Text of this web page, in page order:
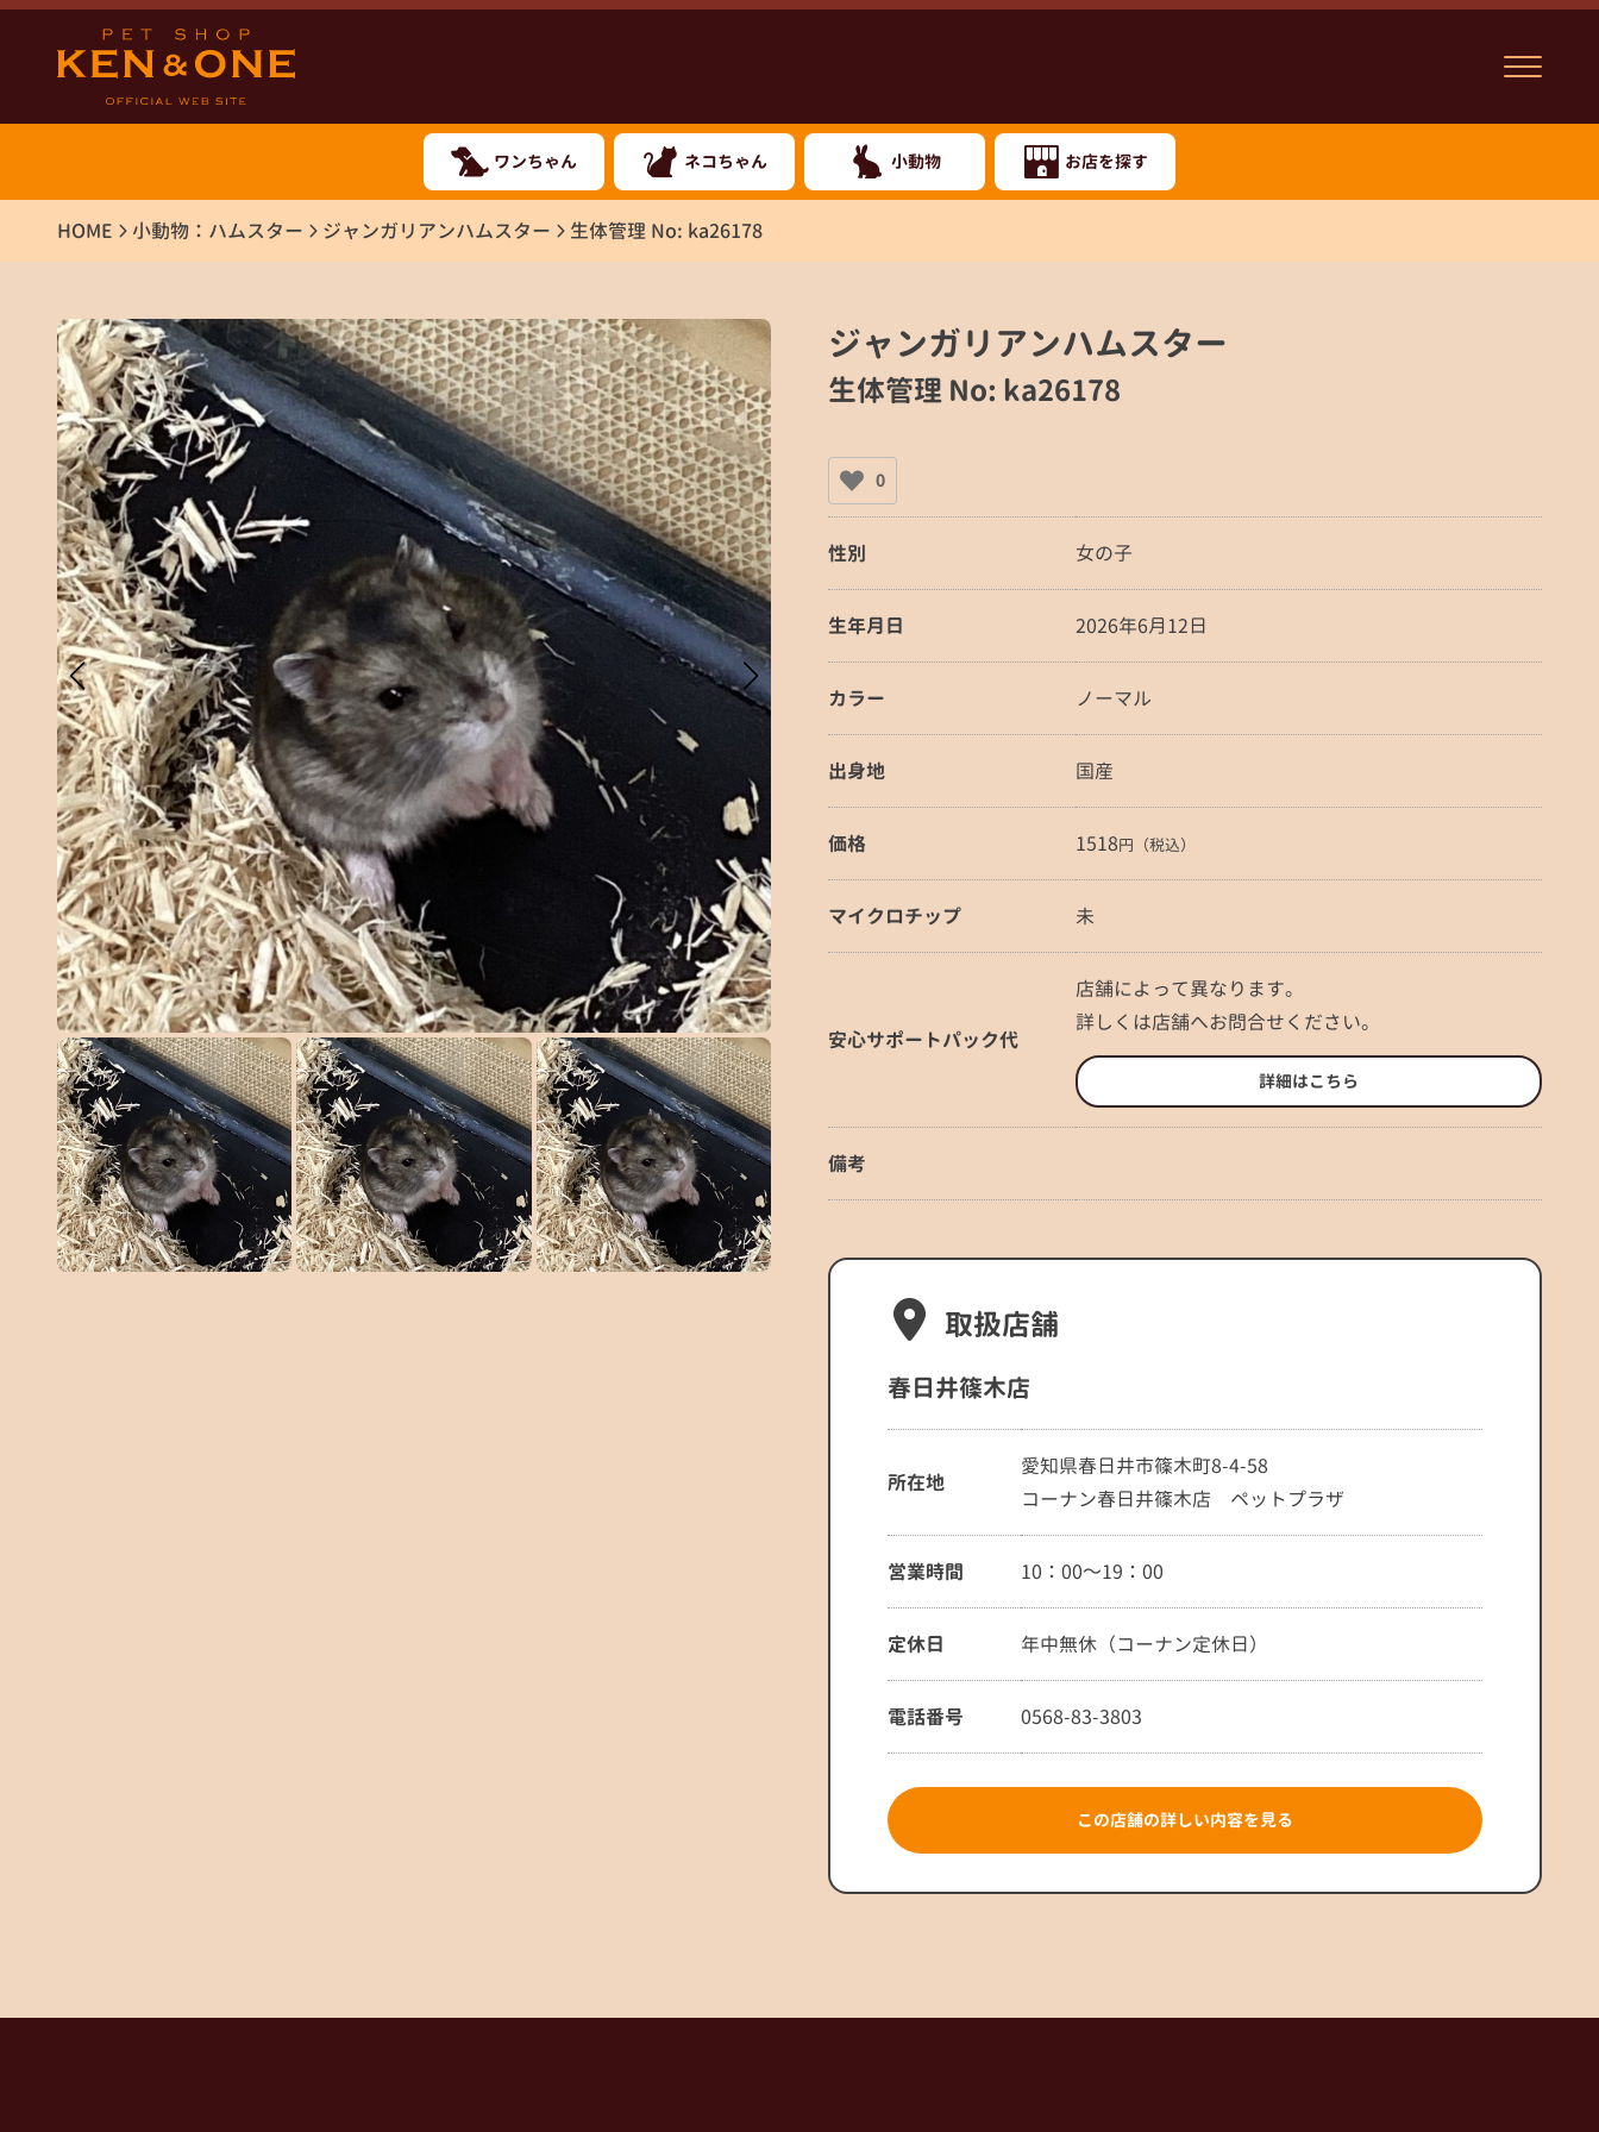
ワンちゃん ネコちゃん 小動物 お店を探す
HOME 小動物：ハムスター ジャンガリアンハムスター 生体管理 No: ka26178
ジャンガリアンハムスター
生体管理 No: ka26178
0
性別 女の子
生年月日 2026年6月12日
カラー ノーマル
出身地 国産
価格 1518円（税込）
マイクロチップ 未
安心サポートパック代
店舗によって異なります。
詳しくは店舗へお問合せください。
詳細はこちら
備考
取扱店舗
春日井篠木店
所在地
愛知県春日井市篠木町8-4-58
コーナン春日井篠木店 ペットプラザ
営業時間 10：00～19：00
定休日 年中無休（コーナン定休日）
電話番号 0568-83-3803
この店舗の詳しい内容を見る